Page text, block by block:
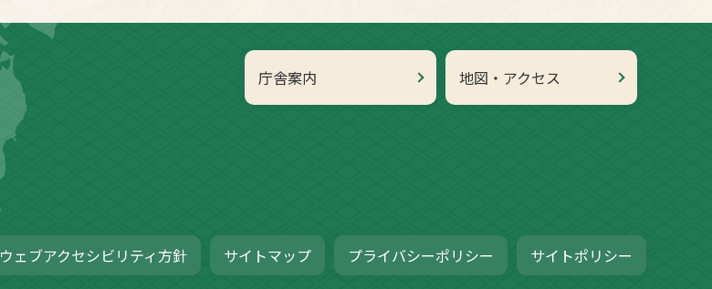
庁舎案内 地図・アクセス
ウェブアクセシビリティ方針 サイトマップ プライバシーポリシー サイトポリシー